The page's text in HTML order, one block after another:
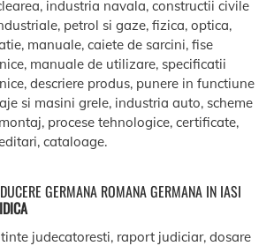
industria navala, constructii civile
petrol si gaze, fizica, optica,
manuale, caiete de sarcini, fise
manuale de utilizare, specificatii
descriere produs, punere in functiune
si masini grele, industria auto, scheme
procese tehnologice, certificate,
cataloage.
GERMANA ROMANA GERMANA IN IASI
judecatoresti, raport judiciar, dosare